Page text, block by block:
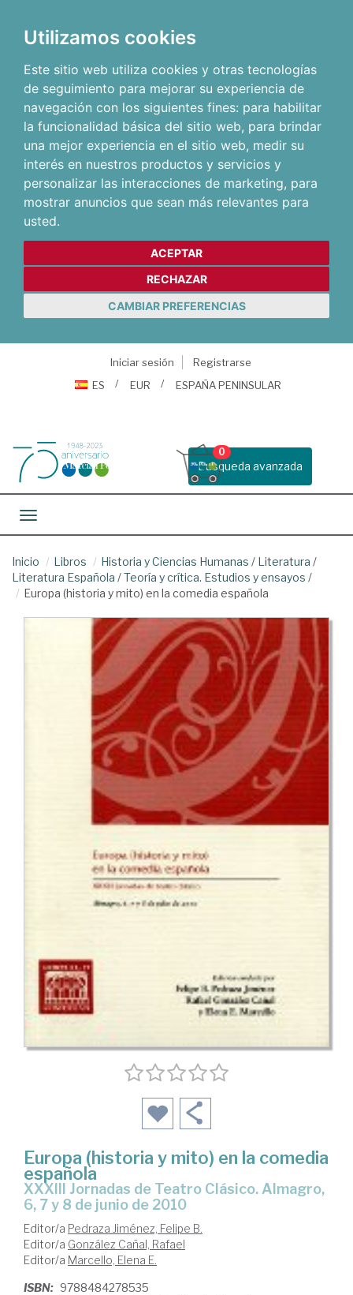
Utilizamos cookies
Este sitio web utiliza cookies y otras tecnologías
de seguimiento para mejorar su experiencia de
navegación con los siguientes fines: para habilitar
la funcionalidad básica del sitio web, para brindar
una mejor experiencia en el sitio web, medir su
interés en nuestros productos y servicios y
personalizar las interacciones de marketing, para
mostrar anuncios que sean más relevantes para
usted.
ACEPTAR
RECHAZAR
CAMBIAR PREFERENCIAS
Iniciar sesión
Registrarse
ES
EUR ESPAÑA PENINSULAR
Busqueda avanzada
0
Toggle navigation
Inicio Libros Historia y Ciencias Humanas / Literatura /
Literatura Española /Teoría y crítica. Estudios y ensayos /
Europa (historia y mito) en la comedia española
Europa (historia y mito) en la comedia
española
XXXIII Jornadas de Teatro Clásico. Almagro,
6, 7 y 8 de junio de 2010
Editor/a Pedraza Jiménez, Felipe B.
Editor/a González Cañal, Rafael
Editor/a Marcello, Elena E.
ISBN: 9788484278535